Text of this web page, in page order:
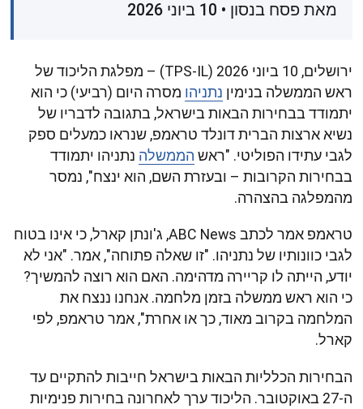
מאת פסח בנסון • 10 ביוני 2026
ירושלים, 10 ביוני 2026 (TPS-IL) – מפלגת הליכוד של
ראש הממשלה בנימין נתניהו מסרה היום (רביעי) כי הוא
יתמודד בבחירות הבאות בישראל, בתגובה לדבריו של
נשיא ארצות הברית דונלד טראמפ, שנראו כמעלים ספק
לגבי עתידו הפוליטי. "ראש הממשלה נתניהו יתמודד
בבחירות הקרובות – ובעזרת השם, הוא ינצח", נמסר
מהמפלגה בהצהרה.
טראמפ אמר לכתב ABC News, ג'ונתן קארל, כי אינו בטוח
לגבי כוונותיו של נתניהו. "זו שאלה פתוחה", אמר. "אני לא
יודע, הייתה לו קריירה מדהימה. האם הוא רוצה להמשיך?
כי הוא ראש ממשלה בזמן מלחמה. אנחנו ננצח את
המלחמה בקרוב מאוד, כך או אחרת", אמר טראמפ, לפי
קארל.
הבחירות הכלליות הבאות בישראל חייבות להתקיים עד
ה-27 באוקטובר. הליכוד ערך לאחרונה בחירות פנימיות